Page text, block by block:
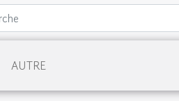
AUTRE